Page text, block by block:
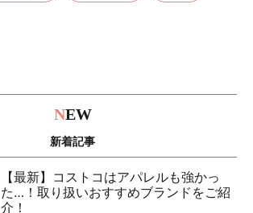
NEW
新着記事
【最新】コストコはアパレルも強かっ
た…！取り扱いおすすめブランドをご紹
介！